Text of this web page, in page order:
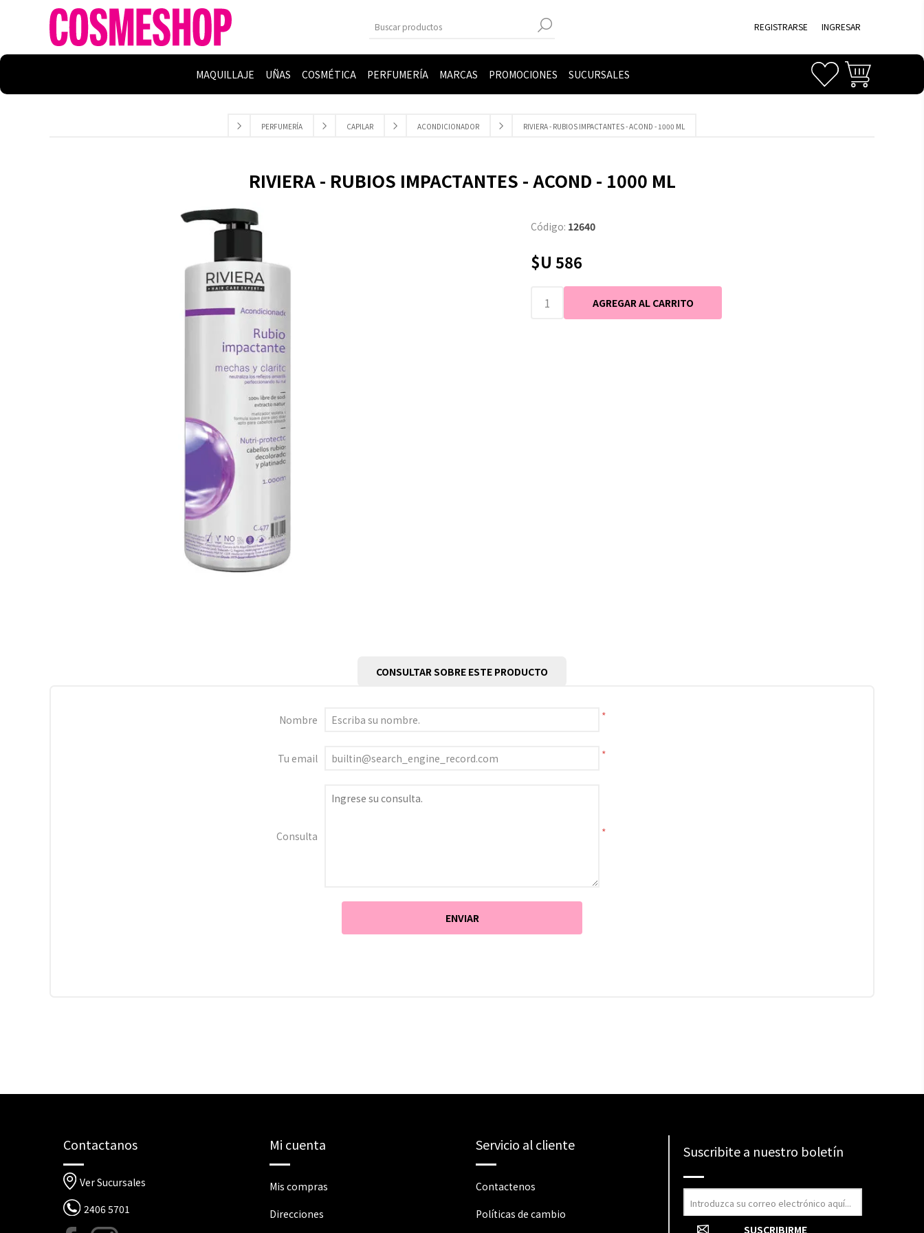
REGISTRARSE INGRESAR
MAQUILLAJE UÑAS COSMÉTICA PERFUMERÍA MARCAS PROMOCIONES SUCURSALES
PERFUMERÍA CAPILAR ACONDICIONADOR RIVIERA - RUBIOS IMPACTANTES - ACOND - 1000 ML
RIVIERA - RUBIOS IMPACTANTES - ACOND - 1000 ML
Código: 12640
$U 586
CONSULTAR SOBRE ESTE PRODUCTO
Nombre *
Tu email *
Consulta *
Contactanos
Ver Sucursales
2406 5701
Mi cuenta
Mis compras
Direcciones
Servicio al cliente
Contactenos
Políticas de cambio
Suscribite a nuestro boletín